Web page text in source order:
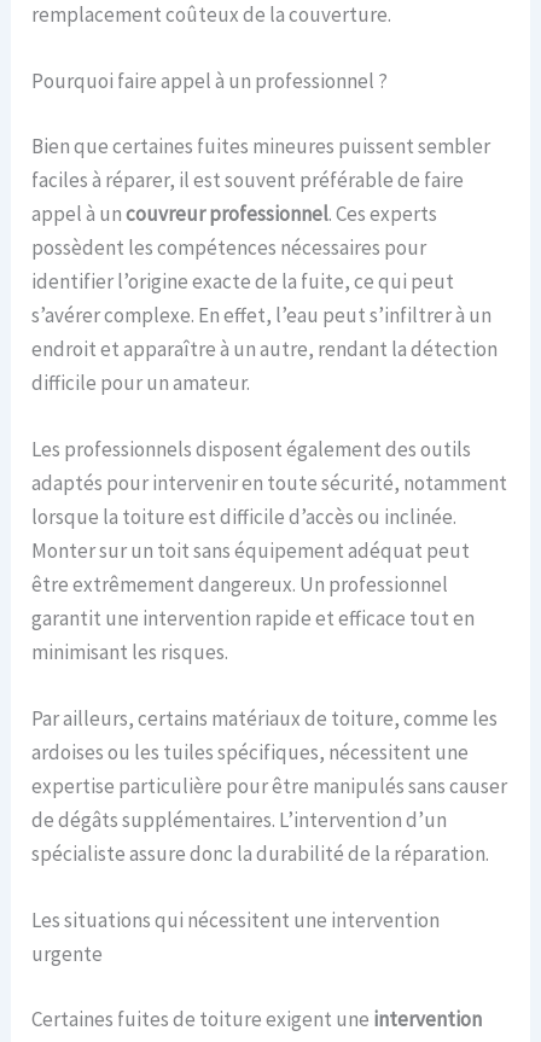
remplacement coûteux de la couverture.
Pourquoi faire appel à un professionnel ?
Bien que certaines fuites mineures puissent sembler
faciles à réparer, il est souvent préférable de faire
appel à uncouvreur professionnel. Ces experts
possèdent les compétences nécessaires pour
identifier l’origine exacte de la fuite, ce qui peut
s’avérer complexe. En effet, l’eau peut s’infiltrer à un
endroit et apparaître à un autre, rendant la détection
difficile pour un amateur.
Les professionnels disposent également des outils
adaptés pour intervenir en toute sécurité, notamment
lorsque la toiture est difficile d’accès ou inclinée.
Monter sur un toit sans équipement adéquat peut
être extrêmement dangereux. Un professionnel
garantit une intervention rapide et efficace tout en
minimisant les risques.
Par ailleurs, certains matériaux de toiture, comme les
ardoises ou les tuiles spécifiques, nécessitent une
expertise particulière pour être manipulés sans causer
de dégâts supplémentaires. L’intervention d’un
spécialiste assure donc la durabilité de la réparation.
Les situations qui nécessitent une intervention
urgente
Certaines fuites de toiture exigent une intervention